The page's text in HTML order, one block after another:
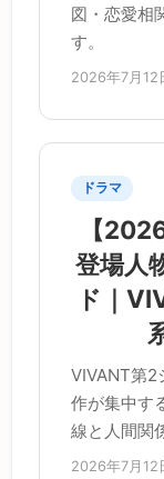
図・恋愛相
す。
2026年7月12
ドラマ
【
登場人
ド｜
VIVANT第2
作が集中す
線と人間関
2026年7月12